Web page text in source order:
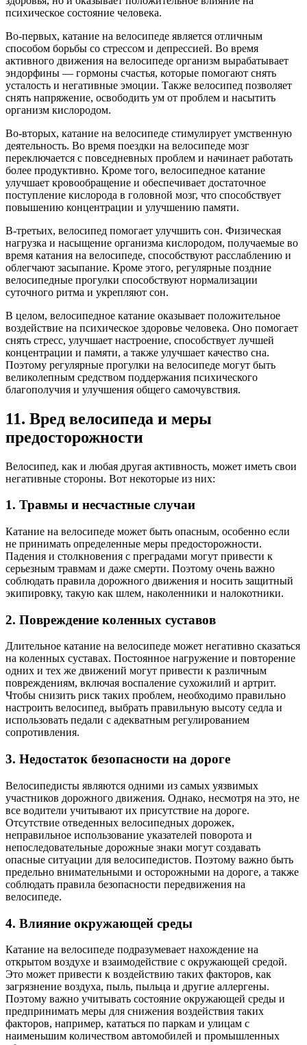
психическое состояние человека.
Во-первых, катание на велосипеде является отличным
способом борьбы со стрессом и депрессией. Во время
активного движения на велосипеде организм вырабатывает
эндорфины — гормоны счастья, которые помогают снять
усталость и негативные эмоции. Также велосипед позволяет
снять напряжение, освободить ум от проблем и насытить
организм кислородом.
Во-вторых, катание на велосипеде стимулирует умственную
деятельность. Во время поездки на велосипеде мозг
переключается с повседневных проблем и начинает работать
более продуктивно. Кроме того, велосипедное катание
улучшает кровообращение и обеспечивает достаточное
поступление кислорода в головной мозг, что способствует
повышению концентрации и улучшению памяти.
В-третьих, велосипед помогает улучшить сон. Физическая
нагрузка и насыщение организма кислородом, получаемые во
время катания на велосипеде, способствуют расслаблению и
облегчают засыпание. Кроме этого, регулярные поздние
велосипедные прогулки способствуют нормализации
суточного ритма и укрепляют сон.
В целом, велосипедное катание оказывает положительное
воздействие на психическое здоровье человека. Оно помогает
снять стресс, улучшает настроение, способствует лучшей
концентрации и памяти, а также улучшает качество сна.
Поэтому регулярные прогулки на велосипеде могут быть
великолепным средством поддержания психического
благополучия и улучшения общего самочувствия.
11. Вред велосипеда и меры
предосторожности
Велосипед, как и любая другая активность, может иметь свои
негативные стороны. Вот некоторые из них:
1. Травмы и несчастные случаи
Катание на велосипеде может быть опасным, особенно если
не принимать определенные меры предосторожности.
Падения и столкновения с преградами могут привести к
серьезным травмам и даже смерти. Поэтому очень важно
соблюдать правила дорожного движения и носить защитный
экипировку, такую как шлем, наколенники и налокотники.
2. Повреждение коленных суставов
Длительное катание на велосипеде может негативно сказаться
на коленных суставах. Постоянное нагружение и повторение
одних и тех же движений могут привести к различным
повреждениям, включая воспаление сухожилий и артрит.
Чтобы снизить риск таких проблем, необходимо правильно
настроить велосипед, выбрать правильную высоту седла и
использовать педали с адекватным регулированием
сопротивления.
3. Недостаток безопасности на дороге
Велосипедисты являются одними из самых уязвимых
участников дорожного движения. Однако, несмотря на это, не
все водители учитывают их присутствие на дороге.
Отсутствие отведенных велосипедных дорожек,
неправильное использование указателей поворота и
непоследовательные дорожные знаки могут создавать
опасные ситуации для велосипедистов. Поэтому важно быть
предельно внимательными и осторожными на дороге, а также
соблюдать правила безопасности передвижения на
велосипеде.
4. Влияние окружающей среды
Катание на велосипеде подразумевает нахождение на
открытом воздухе и взаимодействие с окружающей средой.
Это может привести к воздействию таких факторов, как
загрязнение воздуха, пыль, пыльца и другие аллергены.
Поэтому важно учитывать состояние окружающей среды и
предпринимать меры для снижения воздействия таких
факторов, например, кататься по паркам и улицам с
наименьшим количеством автомобилей и промышленных